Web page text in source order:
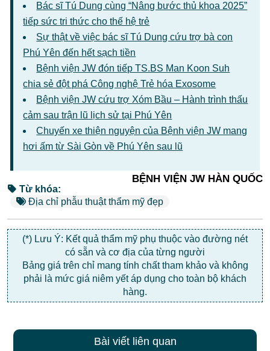
Bác sĩ Tú Dung cùng “Nâng bước thủ khoa 2025”
tiếp sức tri thức cho thế hệ trẻ
Sự thật về việc bác sĩ Tú Dung cứu trợ bà con
Phú Yên đến hết sạch tiền
Bệnh viện JW đón tiếp TS.BS Man Koon Suh
chia sẻ đột phá Công nghệ Trẻ hóa Exosome
Bệnh viện JW cứu trợ Xóm Bầu – Hành trình thấu
cảm sau trận lũ lịch sử tại Phú Yên
Chuyến xe thiện nguyện của Bệnh viện JW mang
hơi ấm từ Sài Gòn về Phú Yên sau lũ
BỆNH VIỆN JW HÀN QUỐC
Từ khóa:
Địa chỉ phẫu thuật thẩm mỹ đẹp
(*) Lưu Ý: Kết quả thẩm mỹ phụ thuộc vào đường nét
có sẵn và cơ địa của từng người
Bảng giá trên chỉ mang tính chất tham khảo và không
phải là mức giá niêm yết áp dụng cho toàn bộ khách
hàng.
Bài viết liên quan